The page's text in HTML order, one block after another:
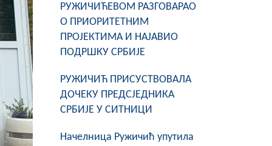
РУЖИЧИЋЕВОМ РАЗГОВАРАО
О ПРИОРИТЕТНИМ
ПРОЈЕКТИМА И НАЈАВИО
ПОДРШКУ СРБИЈЕ
РУЖИЧИЋ ПРИСУСТВОВАЛА
ДОЧЕКУ ПРЕДСЈЕДНИКА
СРБИЈЕ У СИТНИЦИ
Начелница Ружичић упутила